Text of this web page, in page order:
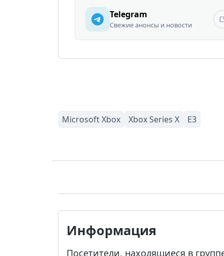
Telegram
Свежие анонсы и новости
Информация
Посетители, находящиеся в